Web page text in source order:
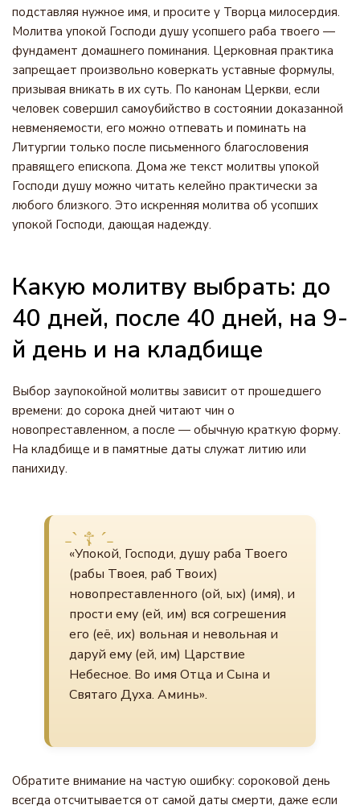
подставляя нужное имя, и просите у Творца милосердия.
Молитва упокой Господи душу усопшего раба твоего —
фундамент домашнего поминания. Церковная практика
запрещает произвольно коверкать уставные формулы,
призывая вникать в их суть. По канонам Церкви, если
человек совершил самоубийство в состоянии доказанной
невменяемости, его можно отпевать и поминать на
Литургии только после письменного благословения
правящего епископа. Дома же текст молитвы упокой
Господи душу можно читать келейно практически за
любого близкого. Это искренняя молитва об усопших
упокой Господи, дающая надежду.
Какую молитву выбрать: до
40 дней, после 40 дней, на 9-
й день и на кладбище
Выбор заупокойной молитвы зависит от прошедшего
времени: до сорока дней читают чин о
новопреставленном, а после — обычную краткую форму.
На кладбище и в памятные даты служат литию или
панихиду.
«Упокой, Господи, душу раба Твоего
(рабы Твоея, раб Твоих)
новопреставленного (ой, ых) (имя), и
прости ему (ей, им) вся согрешения
его (её, их) вольная и невольная и
даруй ему (ей, им) Царствие
Небесное. Во имя Отца и Сына и
Святаго Духа. Аминь».
Обратите внимание на частую ошибку: сороковой день
всегда отсчитывается от самой даты смерти, даже если